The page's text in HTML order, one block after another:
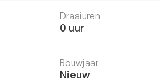
Draaiuren
0 uur
Bouwjaar
Nieuw